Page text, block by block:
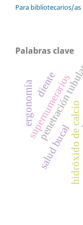
Para bibliotecarios/as
Palabras clave
hidróxido de calcio
salud bucal
supernumerarios
ergonomíadiente